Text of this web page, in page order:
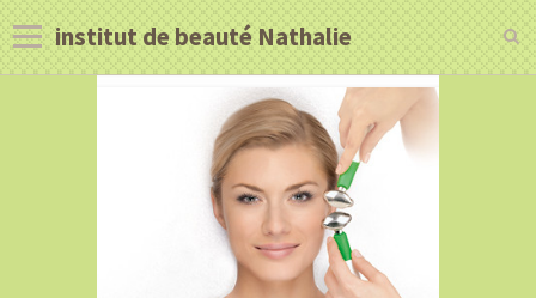
institut de beauté Nathalie